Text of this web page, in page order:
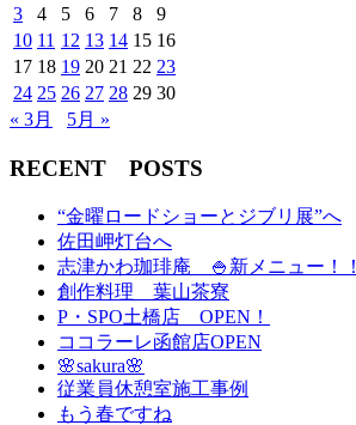
3
4 5 6 7 8
9
10 11 12 13 14 15 16
17 18 19 20 21 22 23
24 25 26 27 28 29 30
« 3月
5月 »
RECENT POSTS
“金曜ロードショーとジブリ展”へ
佐田岬灯台へ
志津かわ珈琲庵 🍚新メニュー！！
創作料理 葉山茶寮
P・SPO土橋店 OPEN！
ココラーレ函館店OPEN
🌸sakura🌸
従業員休憩室施工事例
もう春ですね